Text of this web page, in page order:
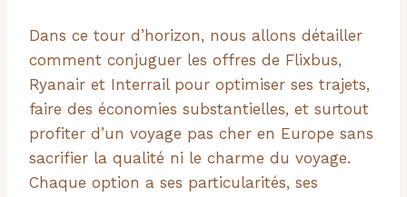
Dans ce tour d’horizon, nous allons détailler
comment conjuguer les offres de Flixbus,
Ryanair et Interrail pour optimiser ses trajets,
faire des économies substantielles, et surtout
profiter d’un voyage pas cher en Europe sans
sacrifier la qualité ni le charme du voyage.
Chaque option a ses particularités, ses